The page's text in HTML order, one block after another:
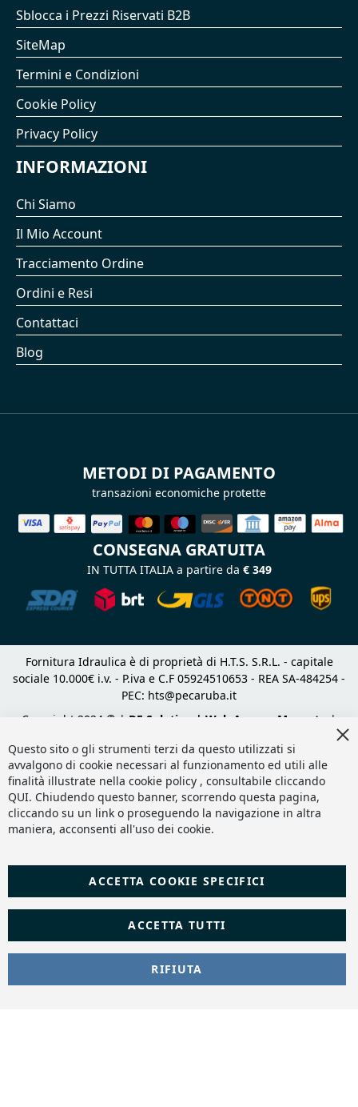
Sblocca i Prezzi Riservati B2B
SiteMap
Termini e Condizioni
Cookie Policy
Privacy Policy
INFORMAZIONI
Chi Siamo
Il Mio Account
Tracciamento Ordine
Ordini e Resi
Contattaci
Blog
METODI DI PAGAMENTO
transazioni economiche protette
CONSEGNA GRATUITA
IN TUTTA ITALIA a partire da € 349
Fornitura Idraulica è di proprietà di H.T.S. S.R.L. - capitale
sociale 10.000€ i.v. - P.iva e C.F 05924510653 - REA SA-484254 -
PEC: hts@pecaruba.it
Copyright 2024 © | DF Solution | Web Agency Magento
|
Questo sito o gli strumenti terzi da questo utilizzati si
avvalgono di cookie necessari al funzionamento ed utili alle
finalità illustrate nella cookie policy , consultabile cliccando
QUI. Chiudendo questo banner, scorrendo questa pagina,
cliccando su un link o proseguendo la navigazione in altra
maniera, acconsenti all'uso dei cookie.
ACCETTA TUTTI
ACCETTA COOKIE SPECIFICI
RIFIUTA